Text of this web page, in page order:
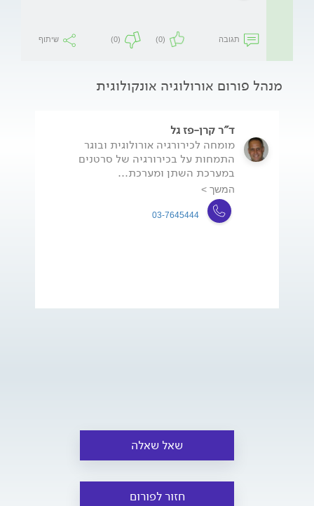
תגובה (0)
(0) שיתוף
מנהל פורום אורולוגיה אונקולוגית
ד"ר קרן-פז גל
מומחה לכירורגיה אורולוגית ובוגר
התמחות על בכירורגיה של סרטנים
במערכת השתן ומערכת...
המשך >
03-7645444
שאל שאלה
חזור לפורום